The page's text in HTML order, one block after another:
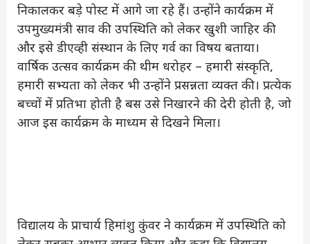
निकालकर बड़े पोस्ट में आगे जा रहे हैं। उन्होंने कार्यक्रम में
उपमुख्यमंत्री साव की उपस्थिति को लेकर खुशी जाहिर की
और इसे डीएव्ही संस्थान के लिए गर्व का विषय बताया।
वार्षिक उत्सव कार्यक्रम की थीम धरोहर – हमारी संस्कृति,
हमारी सभ्यता को लेकर भी उन्होंने प्रसन्नता व्यक्त की। प्रत्येक
बच्चों में प्रतिभा होती है बस उसे निखारने की देरी होती है, जो
आज इस कार्यक्रम के माध्यम से दिखने मिला।
विद्यालय के प्राचार्य हिमांशु कुंवर ने कार्यक्रम में उपस्थिति को